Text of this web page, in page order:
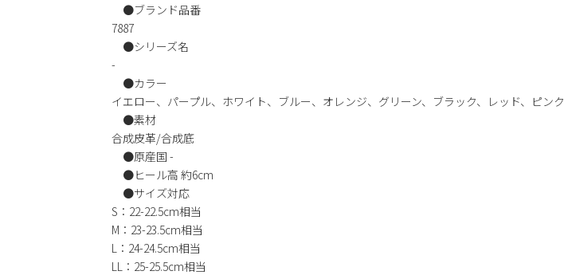
●ブランド品番
7887
●シリーズ名
-
●カラー
イエロー、パープル、ホワイト、ブルー、オレンジ、グリーン、ブラック、レッド、ピンク
●素材
合成皮革/合成底
●原産国 -
●ヒール高 約6cm
●サイズ対応
S：22-22.5cm相当
M：23-23.5cm相当
L：24-24.5cm相当
LL：25-25.5cm相当